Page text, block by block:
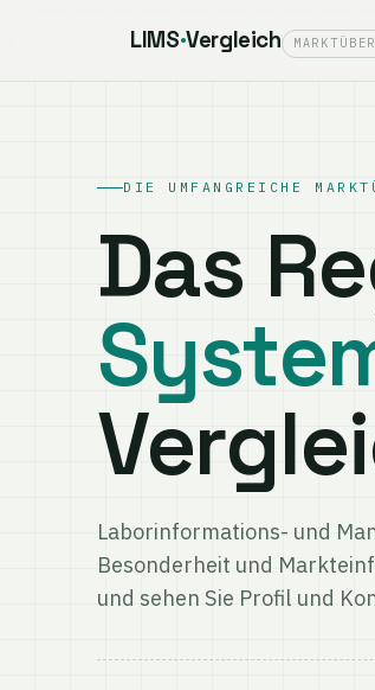
LIMS·Vergleich
DIE UMFANGREICHE
Das
Laborinformations- und
Besonderheit und
und sehen Sie Profil und